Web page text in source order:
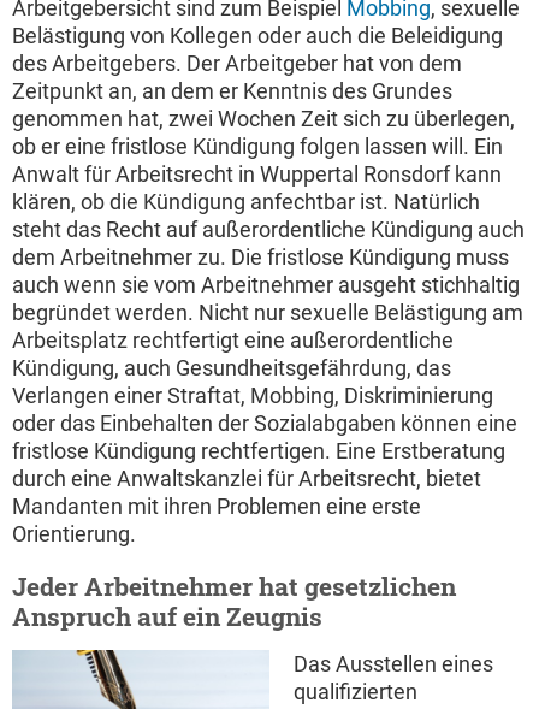
Arbeitgebersicht sind zum Beispiel Mobbing, sexuelle
Belästigung von Kollegen oder auch die Beleidigung
des Arbeitgebers. Der Arbeitgeber hat von dem
Zeitpunkt an, an dem er Kenntnis des Grundes
genommen hat, zwei Wochen Zeit sich zu überlegen,
ob er eine fristlose Kündigung folgen lassen will. Ein
Anwalt für Arbeitsrecht in Wuppertal Ronsdorf kann
klären, ob die Kündigung anfechtbar ist. Natürlich
steht das Recht auf außerordentliche Kündigung auch
dem Arbeitnehmer zu. Die fristlose Kündigung muss
auch wenn sie vom Arbeitnehmer ausgeht stichhaltig
begründet werden. Nicht nur sexuelle Belästigung am
Arbeitsplatz rechtfertigt eine außerordentliche
Kündigung, auch Gesundheitsgefährdung, das
Verlangen einer Straftat, Mobbing, Diskriminierung
oder das Einbehalten der Sozialabgaben können eine
fristlose Kündigung rechtfertigen. Eine Erstberatung
durch eine Anwaltskanzlei für Arbeitsrecht, bietet
Mandanten mit ihren Problemen eine erste
Orientierung.
Jeder Arbeitnehmer hat gesetzlichen
Anspruch auf ein Zeugnis
Das Ausstellen eines
qualifizierten